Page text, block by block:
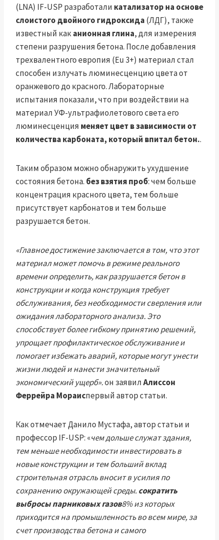
(LNA) IF-USP разработали катализатор на основе
слоистого двойного гидроксида (ЛДГ), также
известный каканионная глина, для измерения
степени разрушения бетона. После добавления
трехвалентного европия (Eu 3+) материал стал
способен излучать люминесценцию цвета от
оранжевого до красного. Лабораторные
испытания показали, что при воздействии на
материал УФ-ультрафиолетового света его
люминесценция меняет цвет в зависимости от
количества карбоната, который впитал бетон..
Таким образом можно обнаружить ухудшение
состояния бетона. без взятия проб: чем больше
концентрация красного цвета, тем больше
присутствует карбонатов и тем больше
разрушается бетон.
«Главное достижение заключается в том, что этот
материал может помочь в режиме реального
времени определить, как разрушается бетон в
конструкции и когда конструкция требует
обслуживания, без необходимости сверления или
ожидания лабораторного анализа. Это
способствует более гибкому принятию решений,
упрощает профилактическое обслуживание и
помогает избежать аварий, которые могут унести
жизни людей и нанести значительный
экономический ущерб».он заявилАлиссон
Феррейра Мораиспервый автор статьи.
Как отмечает Данило Мустафа, автор статьи и
профессор IF-USP: «чем дольше служат здания,
тем меньше необходимости инвестировать в
новые конструкции и тем больший вклад
строительная отрасль вносит в усилия по
сохранению окружающей среды.сократить
выбросы парниковых газов8% из которых
приходится на промышленность во всем мире, за
счет производства бетона и самого